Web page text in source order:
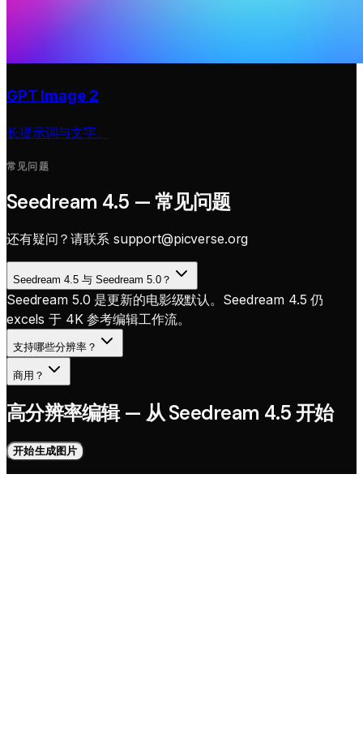
GPT Image 2
长提示词与文字。
常见问题
Seedream 4.5 — 常见问题
还有疑问？请联系 support@picverse.org
Seedream 4.5 与 Seedream 5.0？
Seedream 5.0 是更新的电影级默认。Seedream 4.5 仍
excels 于 4K 参考编辑工作流。
支持哪些分辨率？
商用？
高分辨率编辑 — 从 Seedream 4.5 开始
开始生成图片